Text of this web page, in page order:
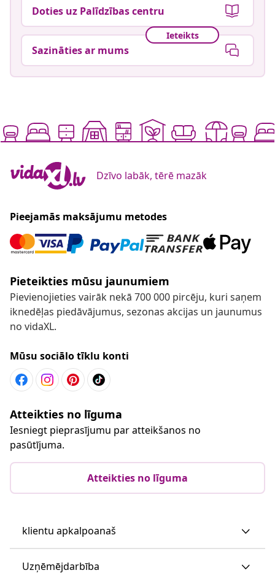
Doties uz Palīdzības centru
Ieteikts
Sazināties ar mums
Dzīvo labāk, tērē mazāk
Pieejamās maksājumu metodes
Pieteikties mūsu jaunumiem
Pievienojieties vairāk nekā 700 000 pircēju, kuri saņem
iknedēļas piedāvājumus, sezonas akcijas un jaunumus
no vidaXL.
Mūsu sociālo tīklu konti
Atteikties no līguma
Iesniegt pieprasījumu par atteikšanos no
pasūtījuma.
Atteikties no līguma
klientu apkalpoanaš
Uzņēmējdarbība